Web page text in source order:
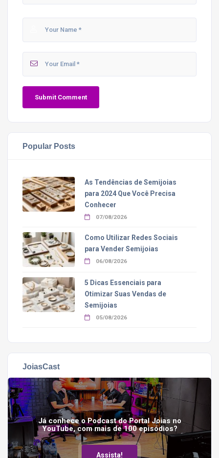
Popular Posts
As Tendências de Semijoias
para 2024 Que Você Precisa
Conhecer
07/08/2026
Como Utilizar Redes Sociais
para Vender Semijoias
06/08/2026
5 Dicas Essenciais para
Otimizar Suas Vendas de
Semijoias
05/08/2026
JoiasCast
Já conhece o Podcast do Portal Joias no
YouTube, com mais de 100 episódios?
Assista!